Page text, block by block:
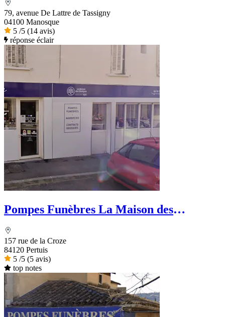
79, avenue De Lattre de Tassigny
04100 Manosque
5 /5 (14 avis)
réponse éclair
Pompes Funèbres La Maison des
157 rue de la Croze
84120 Pertuis
5 /5 (5 avis)
top notes